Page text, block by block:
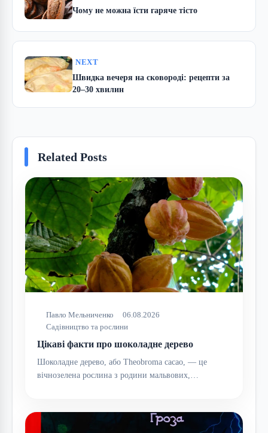
Чому не можна їсти гаряче тісто
NEXT
Швидка вечеря на сковороді: рецепти за
20–30 хвилин
Related Posts
Павло Мельниченко
06.08.2026
Садівництво та рослини
Цікаві факти про шоколадне дерево
Шоколадне дерево, або Theobroma cacao, — це
вічнозелена рослина з родини мальвових,…